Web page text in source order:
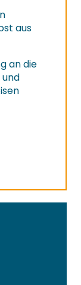
aus
an die